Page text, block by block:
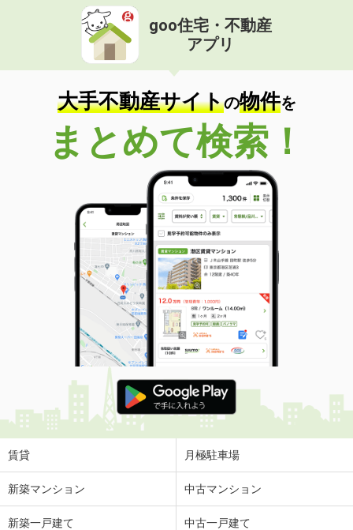
goo住宅・不動産
アプリ
大手不動産サイトの物件を
まとめて検索！
賃貸 月極駐車場
新築マンション 中古マンション
新築一戸建て 中古一戸建て